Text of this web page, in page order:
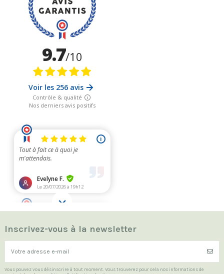
Inscrivez-vous à la newsletter
Vous pouvez vous désinscrire à tout moment. Vous trouverez pour cela nos informations de